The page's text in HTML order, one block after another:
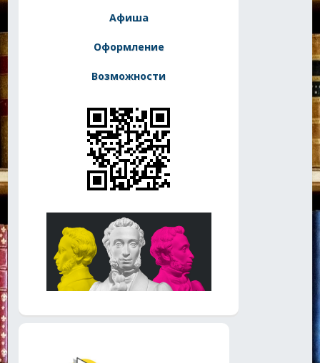
Афиша
Оформление
Возможности